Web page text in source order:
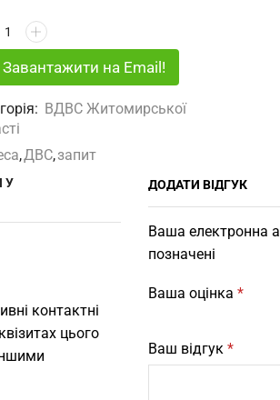
Завантажити на Email!
ВДВС Житомирської
,ДВС,запит
У
контактні
цього
ДОДАТИ ВІДГУК
Ваша електронна
позначені
Ваша оцінка *
Ваш відгук *